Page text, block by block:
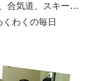
合気道、スキー…
わくの毎日